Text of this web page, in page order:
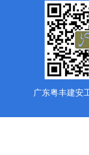
广东粤丰建安